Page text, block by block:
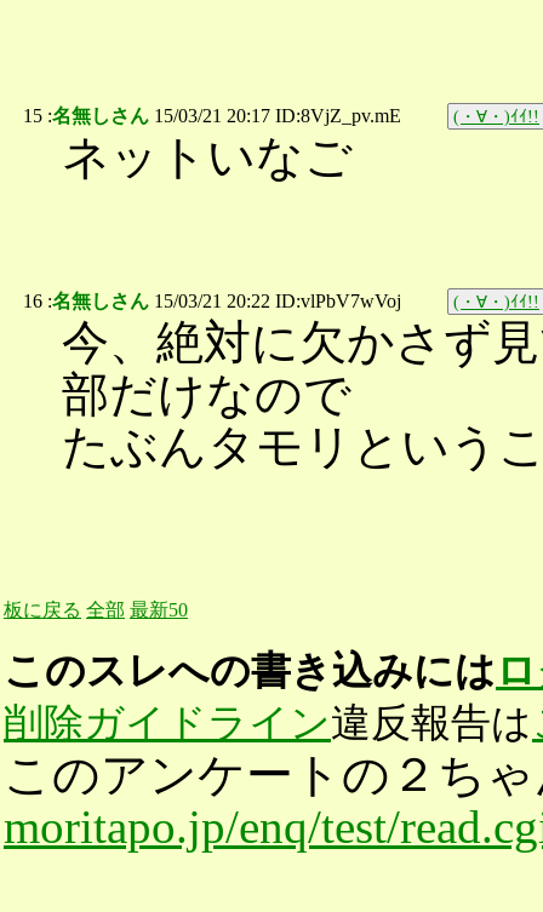
15 :名無しさん 15/03/21 20:17 ID:8VjZ_pv.mE (・∀・)ｲｲ!!
ネットいなご
16 :名無しさん 15/03/21 20:22 ID:vlPbV7wVoj (・∀・)ｲｲ!!
今、絶対に欠かさず
部だけなので
たぶんタモリという
板に戻る 全部 最新50
このスレへの書き込みには
削除ガイドライン違反報告は
このアンケートの２ち
moritapo.jp/enq/test/